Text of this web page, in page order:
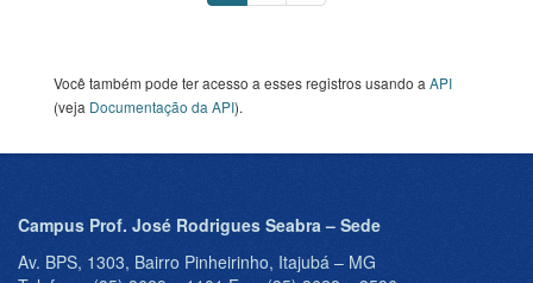
Você também pode ter acesso a esses registros usando a API
(veja Documentação da API).
Campus Prof. José Rodrigues Seabra – Sede
Av. BPS, 1303, Bairro Pinheirinho, Itajubá – MG